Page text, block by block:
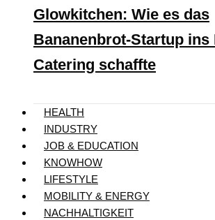
Glowkitchen: Wie es das
Bananenbrot-Startup ins
Catering schaffte
HEALTH
INDUSTRY
JOB & EDUCATION
KNOWHOW
LIFESTYLE
MOBILITY & ENERGY
NACHHALTIGKEIT